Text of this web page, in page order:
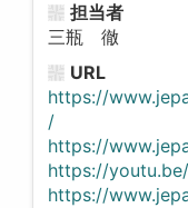
担当者
三瓶 徹
URL
https://
/
https://
https://
https://